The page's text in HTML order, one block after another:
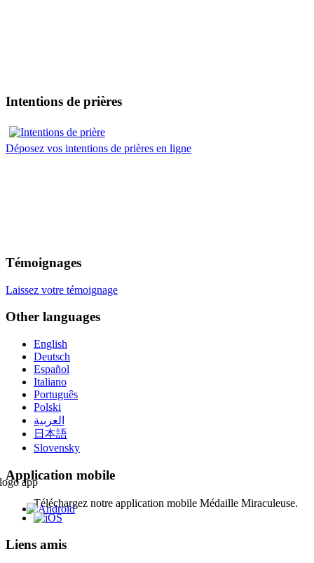
Intentions de prières
Déposez vos intentions de prières en ligne
Témoignages
Laissez votre témoignage
Other languages
English
Deutsch
Español
Italiano
Português
Polski
العربية
日本語
Slovensky
Application mobile
Téléchargez notre application mobile Médaille Miraculeuse.
Liens amis